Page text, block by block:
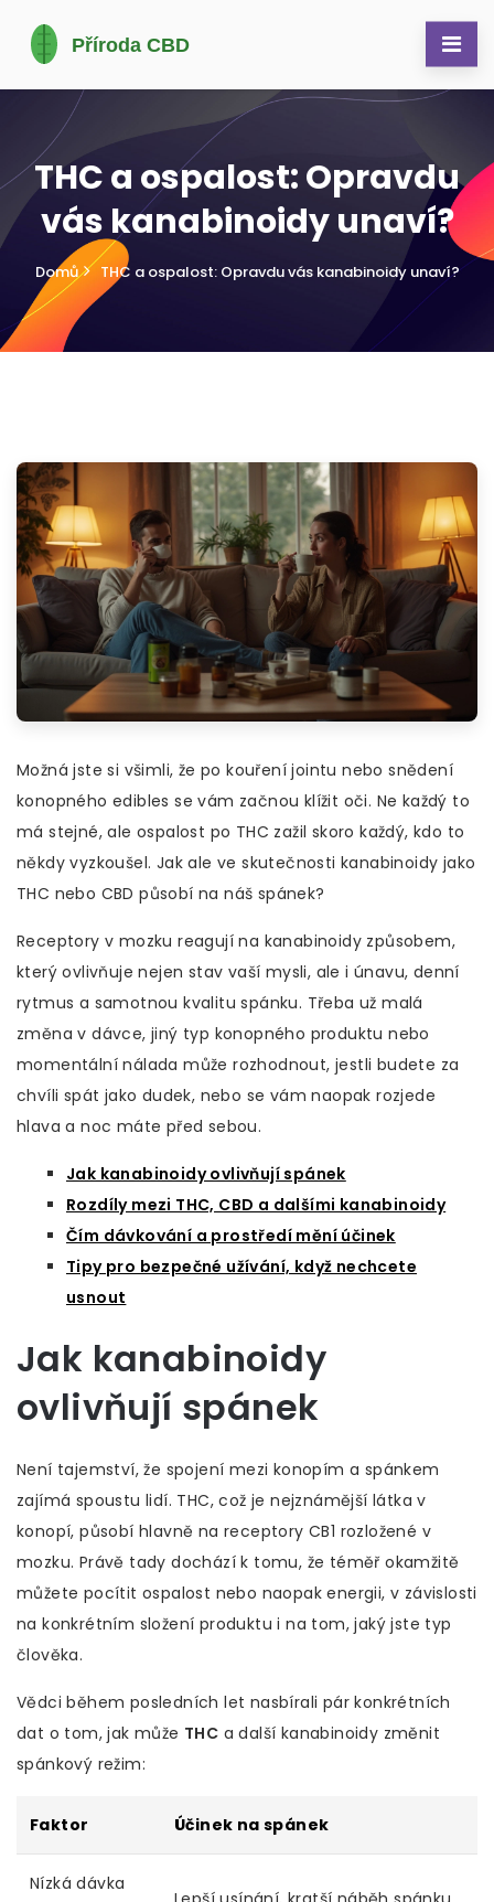
THC a ospalost: Opravdu
vás kanabinoidy unaví?
Domů THC a ospalost: Opravdu vás kanabinoidy unaví?
Možná jste si všimli, že po kouření jointu nebo snědení
konopného edibles se vám začnou klížit oči. Ne každý to
má stejné, ale ospalost po THC zažil skoro každý, kdo to
někdy vyzkoušel. Jak ale ve skutečnosti kanabinoidy jako
THC nebo CBD působí na náš spánek?
Receptory v mozku reagují na kanabinoidy způsobem,
který ovlivňuje nejen stav vaší mysli, ale i únavu, denní
rytmus a samotnou kvalitu spánku. Třeba už malá
změna v dávce, jiný typ konopného produktu nebo
momentální nálada může rozhodnout, jestli budete za
chvíli spát jako dudek, nebo se vám naopak rozjede
hlava a noc máte před sebou.
Jak kanabinoidy ovlivňují spánek
Rozdíly mezi THC, CBD a dalšími kanabinoidy
Čím dávkování a prostředí mění účinek
Tipy pro bezpečné užívání, když nechcete
usnout
Jak kanabinoidy
ovlivňují spánek
Není tajemství, že spojení mezi konopím a spánkem
zajímá spoustu lidí. THC, což je nejznámější látka v
konopí, působí hlavně na receptory CB1 rozložené v
mozku. Právě tady dochází k tomu, že téměř okamžitě
můžete pocítit ospalost nebo naopak energii, v závislosti
na konkrétním složení produktu i na tom, jaký jste typ
člověka.
Vědci během posledních let nasbírali pár konkrétních
dat o tom, jak může THC a další kanabinoidy změnit
spánkový režim:
Faktor Účinek na spánek
Nízká dávka